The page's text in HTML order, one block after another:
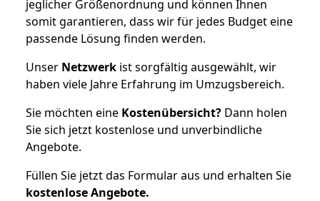
jeglicher Größenordnung und können Ihnen
somit garantieren, dass wir für jedes Budget eine
passende Lösung finden werden.
Unser Netzwerk ist sorgfältig ausgewählt, wir
haben viele Jahre Erfahrung im Umzugsbereich.
Sie möchten eine Kostenübersicht? Dann holen
Sie sich jetzt kostenlose und unverbindliche
Angebote.
Füllen Sie jetzt das Formular aus und erhalten Sie
kostenloseAngebote.